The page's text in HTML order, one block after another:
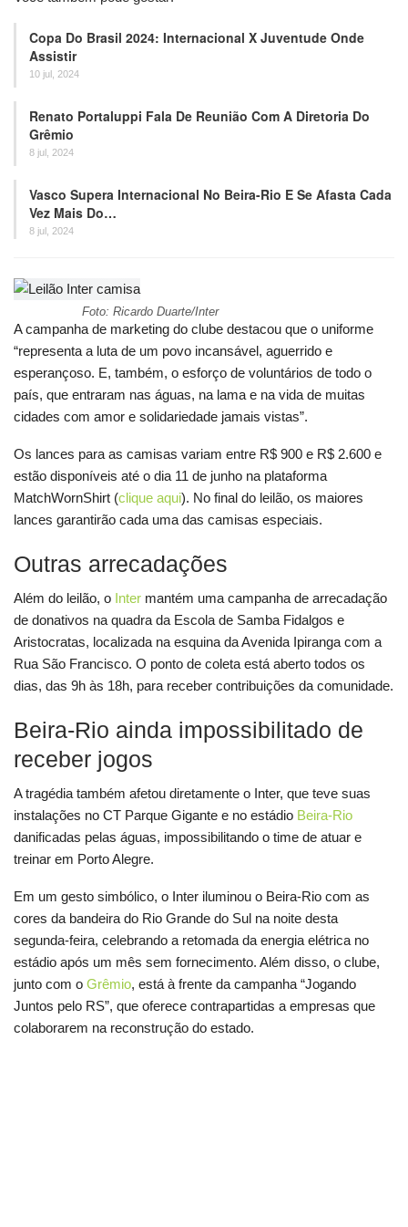
Copa Do Brasil 2024: Internacional X Juventude Onde
Assistir
10 jul, 2024
Renato Portaluppi Fala De Reunião Com A Diretoria Do
Grêmio
8 jul, 2024
Vasco Supera Internacional No Beira-Rio E Se Afasta Cada
Vez Mais Do…
8 jul, 2024
Foto: Ricardo Duarte/Inter
A campanha de marketing do clube destacou que o uniforme
“representa a luta de um povo incansável, aguerrido e
esperançoso. E, também, o esforço de voluntários de todo o
país, que entraram nas águas, na lama e na vida de muitas
cidades com amor e solidariedade jamais vistas”.
Os lances para as camisas variam entre R$ 900 e R$ 2.600 e
estão disponíveis até o dia 11 de junho na plataforma
MatchWornShirt (clique aqui). No final do leilão, os maiores
lances garantirão cada uma das camisas especiais.
Outras arrecadações
Além do leilão, o Inter mantém uma campanha de arrecadação
de donativos na quadra da Escola de Samba Fidalgos e
Aristocratas, localizada na esquina da Avenida Ipiranga com a
Rua São Francisco. O ponto de coleta está aberto todos os
dias, das 9h às 18h, para receber contribuições da comunidade.
Beira-Rio ainda impossibilitado de
receber jogos
A tragédia também afetou diretamente o Inter, que teve suas
instalações no CT Parque Gigante e no estádio Beira-Rio
danificadas pelas águas, impossibilitando o time de atuar e
treinar em Porto Alegre.
Em um gesto simbólico, o Inter iluminou o Beira-Rio com as
cores da bandeira do Rio Grande do Sul na noite desta
segunda-feira, celebrando a retomada da energia elétrica no
estádio após um mês sem fornecimento. Além disso, o clube,
junto com o Grêmio, está à frente da campanha “Jogando
Juntos pelo RS”, que oferece contrapartidas a empresas que
colaborarem na reconstrução do estado.